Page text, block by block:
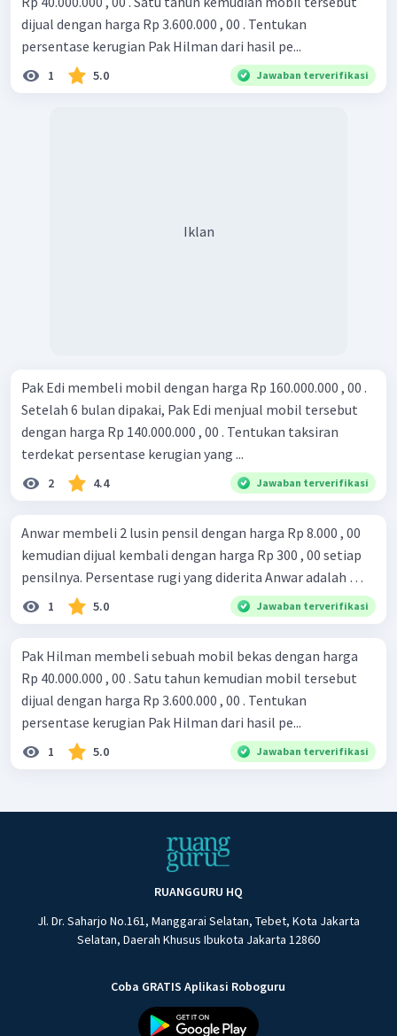
dijual dengan harga Rp 3.600.000 , 00 . Tentukan
persentase kerugian Pak Hilman dari hasil pe...
1 5.0 Jawaban terverifikasi
Iklan
Pak Edi membeli mobil dengan harga Rp 160.000.000 , 00 .
Setelah 6 bulan dipakai, Pak Edi menjual mobil tersebut
dengan harga Rp 140.000.000 , 00 . Tentukan taksiran
terdekat persentase kerugian yang ...
2 4.4 Jawaban terverifikasi
Anwar membeli 2 lusin pensil dengan harga Rp 8.000 , 00
kemudian dijual kembali dengan harga Rp 300 , 00 setiap
pensilnya. Persentase rugi yang diderita Anwar adalah …
1 5.0 Jawaban terverifikasi
Pak Hilman membeli sebuah mobil bekas dengan harga
Rp 40.000.000 , 00 . Satu tahun kemudian mobil tersebut
dijual dengan harga Rp 3.600.000 , 00 . Tentukan
persentase kerugian Pak Hilman dari hasil pe...
1 5.0 Jawaban terverifikasi
RUANGGURU HQ
Jl. Dr. Saharjo No.161, Manggarai Selatan, Tebet, Kota Jakarta
Selatan, Daerah Khusus Ibukota Jakarta 12860
Coba GRATIS Aplikasi Roboguru